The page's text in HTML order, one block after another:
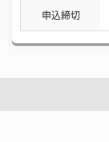
申込締切